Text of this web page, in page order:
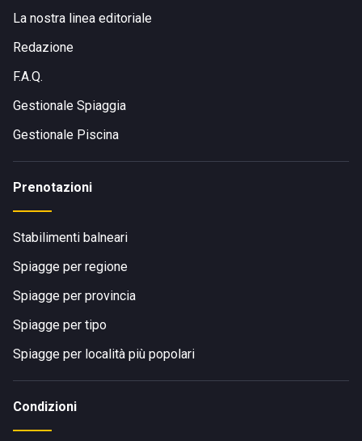
La nostra linea editoriale
Redazione
F.A.Q.
Gestionale Spiaggia
Gestionale Piscina
Prenotazioni
Stabilimenti balneari
Spiagge per regione
Spiagge per provincia
Spiagge per tipo
Spiagge per località più popolari
Condizioni